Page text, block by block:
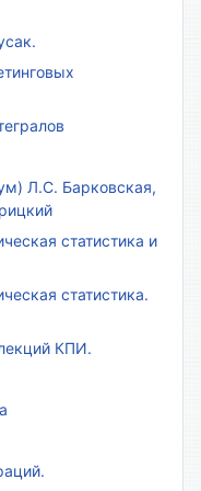
Л.С. Барковская,
статистика и
статистика.
КПИ.